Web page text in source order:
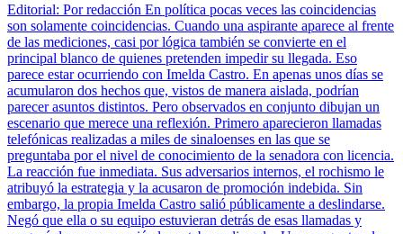
Editorial: Por redacción En política pocas veces las coincidencias
son solamente coincidencias. Cuando una aspirante aparece al frente
de las mediciones, casi por lógica también se convierte en el
principal blanco de quienes pretenden impedir su llegada. Eso
parece estar ocurriendo con Imelda Castro. En apenas unos días se
acumularon dos hechos que, vistos de manera aislada, podrían
parecer asuntos distintos. Pero observados en conjunto dibujan un
escenario que merece una reflexión. Primero aparecieron llamadas
telefónicas realizadas a miles de sinaloenses en las que se
preguntaba por el nivel de conocimiento de la senadora con licencia.
La reacción fue inmediata. Sus adversarios internos, el rochismo le
atribuyó la estrategia y la acusaron de promoción indebida. Sin
embargo, la propia Imelda Castro salió públicamente a deslindarse.
Negó que ella o su equipo estuvieran detrás de esas llamadas y